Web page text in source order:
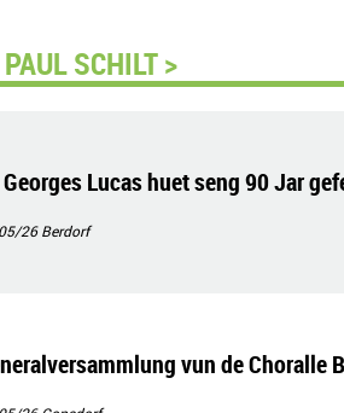
SCHILT >
Georges Lucas huet seng 90 Jar
26Berdorf
vun de Choralle